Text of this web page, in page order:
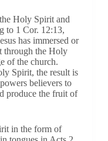
Holy Spirit and
to 1 Cor. 12:13,
has immersed or
through the Holy
of the church.
Spirit, the result is
believers to
produce the fruit of
in the form of